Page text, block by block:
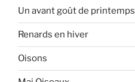
Un avant goût de printemps
Renards en hiver
Oisons